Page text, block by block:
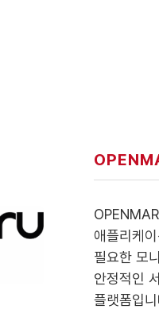
애플리케
필요한 모
안정적인
플랫폼입